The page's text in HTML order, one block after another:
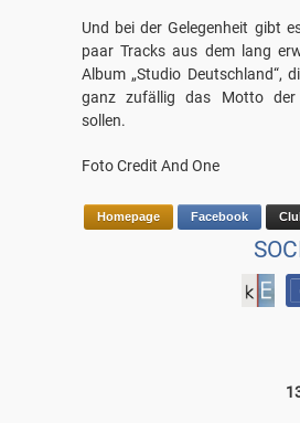
Und bei der Gelegenheit gibt
paar Tracks aus dem lang
Album „Studio Deutschland“,
ganz zufällig das Motto der
sollen.
Foto Credit And One
Homepage Facebook